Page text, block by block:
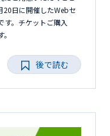
20日に開催したWebセ
す。チケットご購入
後で読む